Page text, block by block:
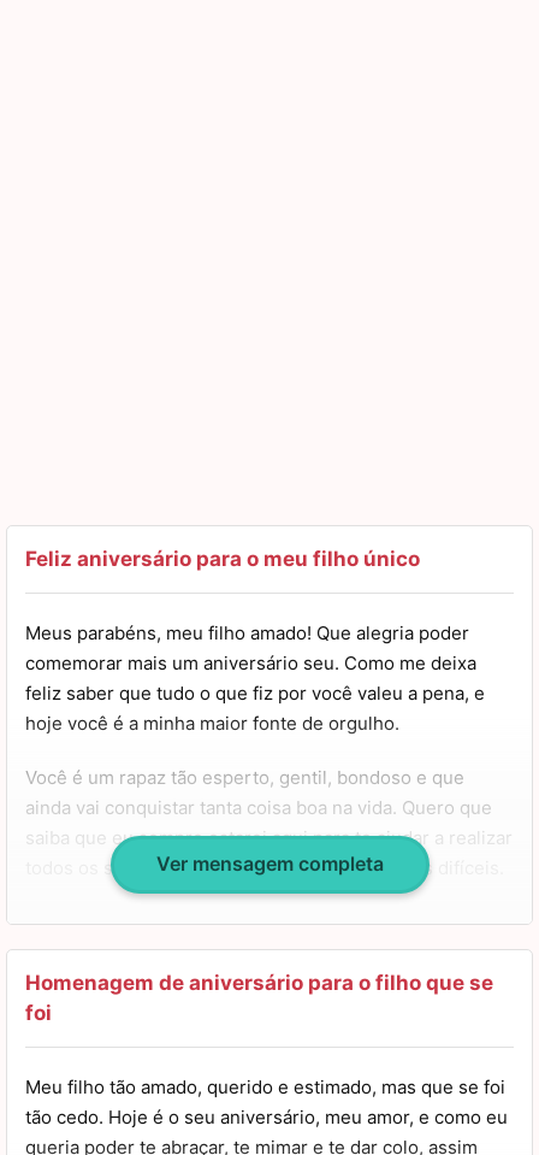
Feliz aniversário para o meu filho único
Meus parabéns, meu filho amado! Que alegria poder
comemorar mais um aniversário seu. Como me deixa
feliz saber que tudo o que fiz por você valeu a pena, e
hoje você é a minha maior fonte de orgulho.
Você é um rapaz tão esperto, gentil, bondoso e que
ainda vai conquistar tanta coisa boa na vida. Quero que
saiba que eu sempre estarei aqui para te ajudar a realizar
todos os seus sonhos e a superar os momentos difíceis.
Espero que sua vida seja sempre muito feliz e cheia de
amor, você merece apenas as coisas boas do mundo.
Feliz aniversário, meu garoto, te amo muito mais do que
posso medir.
Ver mensagem completa
Homenagem de aniversário para o filho que se
foi
Meu filho tão amado, querido e estimado, mas que se foi
tão cedo. Hoje é o seu aniversário, meu amor, e como eu
queria poder te abraçar, te mimar e te dar colo, assim